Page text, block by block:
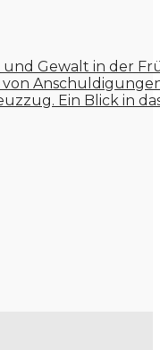
und Gewalt in der
von
Ein Blick in